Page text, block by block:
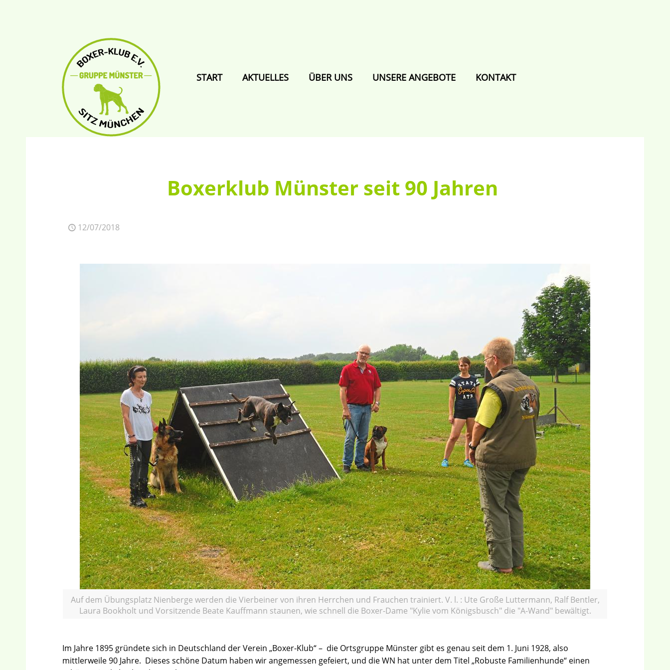
START AKTUELLES ÜBER UNS UNSERE ANGEBOTE KONTAKT
Boxerklub Münster seit 90 Jahren
12/07/2018
Auf dem Übungsplatz Nienberge werden die Vierbeiner von ihren Herrchen und Frauchen trainiert. V. l. : Ute Große Luttermann, Ralf Bentler,
Laura Bookholt und Vorsitzende Beate Kauffmann staunen, wie schnell die Boxer-Dame "Kylie vom Königsbusch" die "A-Wand" bewältigt.
Im Jahre 1895 gründete sich in Deutschland der Verein „Boxer-Klub“ – die Ortsgruppe Münster gibt es genau seit dem 1. Juni 1928, also
mittlerweile 90 Jahre. Dieses schöne Datum haben wir angemessen gefeiert, und die WN hat unter dem Titel „Robuste Familienhunde“ einen